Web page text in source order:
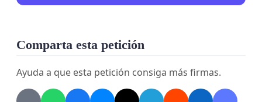
Comparta esta petición
Ayuda a que esta petición consiga más firmas.